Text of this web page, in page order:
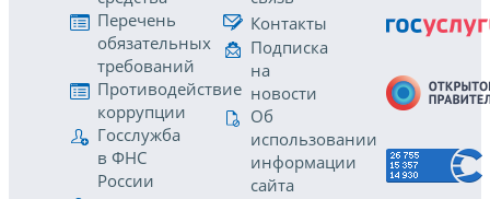
Перечень
обязательных
требований
Противодействие
коррупции
Госслужба
в ФНС
России
Контакты
Подписка
на
новости
Об
использовании
информации
сайта